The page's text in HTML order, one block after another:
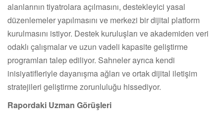
alanlarının tiyatrolara açılmasını, destekleyici yasal
düzenlemeler yapılmasını ve merkezi bir dijital platform
kurulmasını istiyor. Destek kuruluşları ve akademiden veri
odaklı çalışmalar ve uzun vadeli kapasite geliştirme
programları talep ediliyor. Sahneler ayrıca kendi
inisiyatifleriyle dayanışma ağları ve ortak dijital iletişim
stratejileri geliştirme zorunluluğu hissediyor.
Rapordaki Uzman Görüşleri